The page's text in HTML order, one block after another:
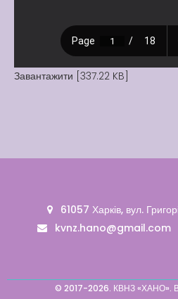
Завантажити [337.22 KB]
61057 Харків, вул.
kvnz.hano@gmail.com
© 2017-2026. КВНЗ «ХАНО».